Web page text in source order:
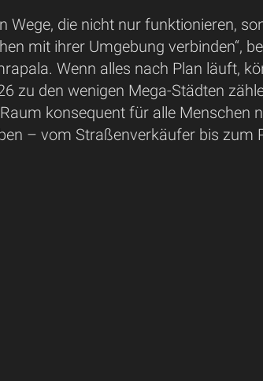
Wege, die nicht nur funktionieren,
mit ihrer Umgebung verbinden“,
Wenn alles nach Plan läuft,
zu den wenigen Mega-Städten
konsequent für alle Menschen
– vom Straßenverkäufer bis zum